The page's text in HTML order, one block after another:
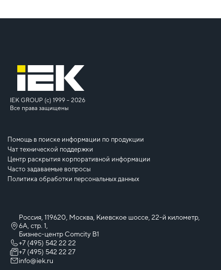
IEK GROUP (c) 1999 – 2026
Все права защищены
Помощь в поиске информации по продукции
Чат технической поддержки
Центр раскрытия корпоративной информации
Часто задаваемые вопросы
Политика обработки персональных данных
Россия, 119620, Москва, Киевское шоссе, 22-й километр,
6А, стр. 1,
Бизнес-центр Comcity B1
+7 (495) 542 22 22
+7 (495) 542 22 27
info@iek.ru